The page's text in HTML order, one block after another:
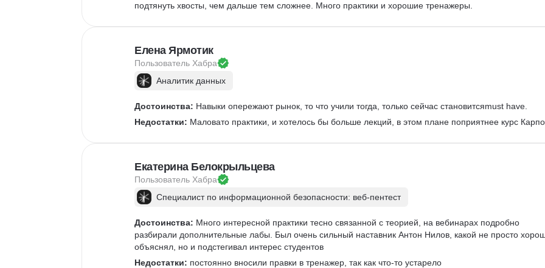
подтянуть хвосты, чем дальше тем сложнее. Много практики и хорошие тренажеры.
Елена Ярмотик
Пользователь Хабра
Аналитик данных
Достоинства: Навыки опережают рынок, то что учили тогда, только сейчас становитсяmust have.
Недостатки: Маловато практики, и хотелось бы больше лекций, в этом плане поприятнее курс
Екатерина Белокрыльцева
Пользователь Хабра
Специалист по информационной безопасности: веб-пентест
Достоинства: Много интересной практики тесно связанной с теорией, на вебинарах подробно
разбирали дополнительные лабы. Был очень сильный наставник Антон Нилов, какой не просто
объяснял, но и подстегивал интерес студентов
Недостатки: постоянно вносили правки в тренажер, так как что-то устарело